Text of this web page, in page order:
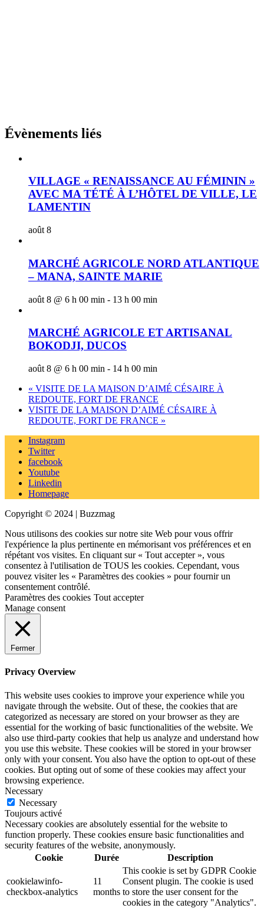
Évènements liés
VILLAGE « RENAISSANCE AU FÉMININ »
AVEC MA TÉTÉ À L’HÔTEL DE VILLE, LE
LAMENTIN
août 8
MARCHÉ AGRICOLE NORD ATLANTIQUE
– MANA, SAINTE MARIE
août 8 @ 6 h 00 min - 13 h 00 min
MARCHÉ AGRICOLE ET ARTISANAL
BOKODJI, DUCOS
août 8 @ 6 h 00 min - 14 h 00 min
« VISITE DE LA MAISON D’AIMÉ CÉSAIRE À
REDOUTE, FORT DE FRANCE
VISITE DE LA MAISON D’AIMÉ CÉSAIRE À
REDOUTE, FORT DE FRANCE »
Instagram
Twitter
facebook
Youtube
Linkedin
Homepage
Copyright © 2024 | Buzzmag
Nous utilisons des cookies sur notre site Web pour vous offrir
l'expérience la plus pertinente en mémorisant vos préférences et en
répétant vos visites. En cliquant sur « Tout accepter », vous
consentez à l'utilisation de TOUS les cookies. Cependant, vous
pouvez visiter les « Paramètres des cookies » pour fournir un
consentement contrôlé.
Paramètres des cookies Tout accepter
Manage consent
Fermer
Privacy Overview
This website uses cookies to improve your experience while you
navigate through the website. Out of these, the cookies that are
categorized as necessary are stored on your browser as they are
essential for the working of basic functionalities of the website. We
also use third-party cookies that help us analyze and understand how
you use this website. These cookies will be stored in your browser
only with your consent. You also have the option to opt-out of these
cookies. But opting out of some of these cookies may affect your
browsing experience.
Necessary
Necessary
Toujours activé
Necessary cookies are absolutely essential for the website to
function properly. These cookies ensure basic functionalities and
security features of the website, anonymously.
Cookie
Durée Description
cookielawinfo-
checkbox-analytics
11
months
This cookie is set by GDPR Cookie
Consent plugin. The cookie is used
to store the user consent for the
cookies in the category "Analytics".